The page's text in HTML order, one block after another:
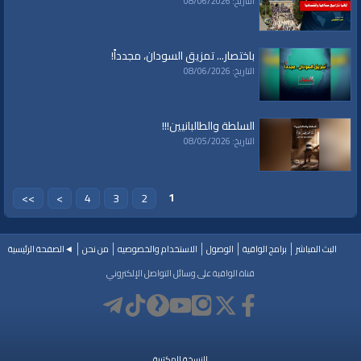
حوارات »شؤون الأمة
البث المباشر
قنوات:
برامج الواقية
العلامات:#video
|
#subscribe
|
#youtube
|
جبهة النصرة الجولاني|إدلب|الشمال السوي
باختصار... تمزيق السودان، مجدداً!
التاريخ: 08/06/2026
السلطة والطالبانيين!!!
التاريخ: 08/05/2026
1
2
3
4
>
>>
البث المباشر برامج الواقية الوصول الاستخدام والخصوصيه من نحن
◄الصفحة الرئيسية
قناة الواقية على وسائل التواصل الإلكتروني